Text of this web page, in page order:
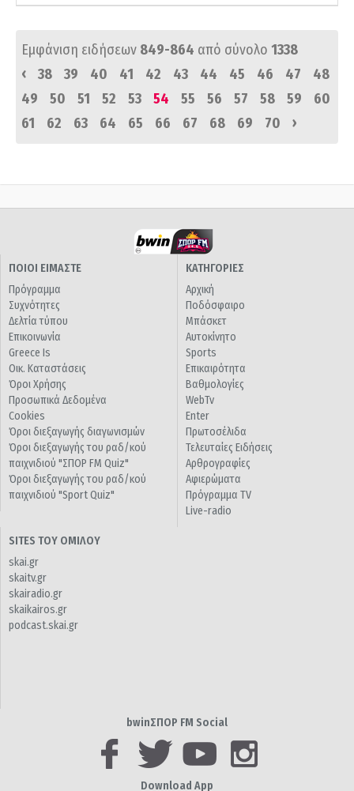
Εμφάνιση ειδήσεων 849-864 από σύνολο 1338
‹
38 39 40 41 42 43 44 45 46 47
48
49
50 51 52 53 54 55 56 57 58 59
60
61
62 63 64 65 66 67 68 69 70 ›
ΠΟΙΟΙ ΕΙΜΑΣΤΕ
Πρόγραμμα
Συχνότητες
Δελτία τύπου
Επικοινωνία
Greece Is
Οικ. Καταστάσεις
Όροι Χρήσης
Προσωπικά Δεδομένα
Cookies
Όροι διεξαγωγής διαγωνισμών
Όροι διεξαγωγής του ραδ/κού
παιχνιδιού "ΣΠΟΡ FM Quiz"
Όροι διεξαγωγής του ραδ/κού
παιχνιδιού "Sport Quiz"
ΚΑΤΗΓΟΡΙΕΣ
Αρχική
Ποδόσφαιρο
Μπάσκετ
Αυτοκίνητο
Sports
Επικαιρότητα
Βαθμολογίες
WebTv
Enter
Πρωτοσέλιδα
Τελευταίες Ειδήσεις
Αρθρογραφίες
Αφιερώματα
Πρόγραμμα TV
Live-radio
SITES ΤΟΥ ΟΜΙΛΟΥ
skai.gr
skaitv.gr
skairadio.gr
skaikairos.gr
podcast.skai.gr
bwinΣΠΟΡ FM Social
Download App